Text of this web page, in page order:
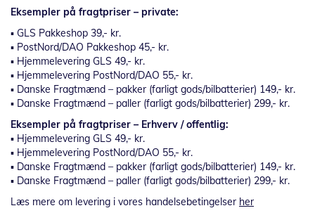
Eksempler på fragtpriser – private:
▪ GLS Pakkeshop 39,- kr.
▪ PostNord/DAO Pakkeshop 45,- kr.
▪ Hjemmelevering GLS 49,- kr.
▪ Hjemmelevering PostNord/DAO 55,- kr.
▪ Danske Fragtmænd – pakker (farligt gods/bilbatterier) 149,- kr.
▪ Danske Fragtmænd – paller (farligt gods/bilbatterier) 299,- kr.
Eksempler på fragtpriser – Erhverv / offentlig:
▪ Hjemmelevering GLS 49,- kr.
▪ Hjemmelevering PostNord/DAO 55,- kr.
▪ Danske Fragtmænd – pakker (farligt gods/bilbatterier) 149,- kr.
▪ Danske Fragtmænd – paller (farligt gods/bilbatterier) 299,- kr.
Læs mere om levering i vores handelsebetingelser her